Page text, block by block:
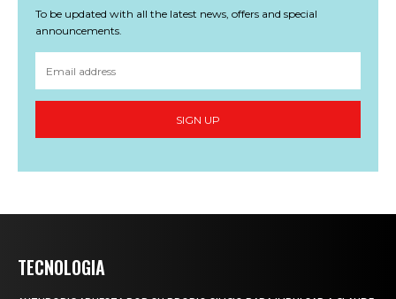
To be updated with all the latest news, offers and special
announcements.
SIGN UP
TECNOLOGIA